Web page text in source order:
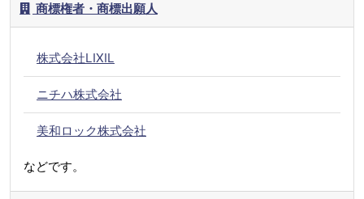
商標権者・商標出願人
株式会社LIXIL
ニチハ株式会社
美和ロック株式会社
などです。